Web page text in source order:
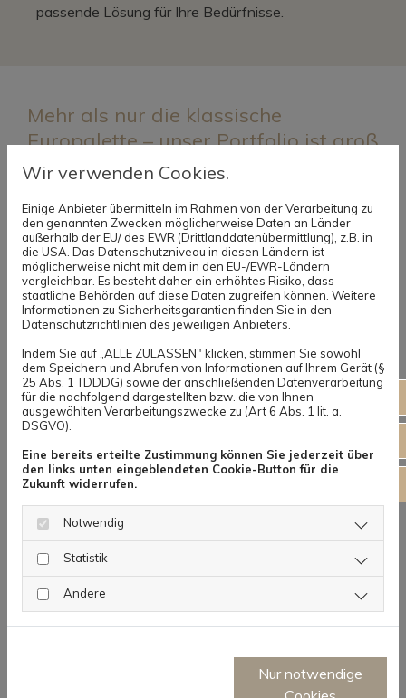
passende Lösung für Ihre Bedürfnisse.
Mehr als nur die klassische
Europalette – unser Portfolio ist groß
Bei uns erhalten Sie klassische EPAL-Europaletten,
neu und gebraucht. Darüber hinaus bieten wir Ihnen
auch weitere Ladungsträger, die zur Organisation Ihrer
Logistik sinnvoll sind. Unser Sortiment beinhaltet
beispielsweise:
EPAL-Eurogitterboxen
EPAL-Europaletten 800 x 1.200 mm NEU nach
UIC 435-2
EPAL-Europaletten 800 x 1.200 mm I. Wahl, nach
UIC 435-4
EPAL-Europaletten 800 x 1.200 mm II. Wahl, nach
UIC 435-4
Ausführungen mit und ohne Bodenrahmen
Holz-Aufsatzrahmen
Düsseldorfer-Paletten 600 x 800 mm
Hygiene-Paletten H1 800 x 1.200 mm
Chemiepaletten (CP) 1 bis 9, diverse
Wir verwenden Cookies.
Einige Anbieter übermitteln im Rahmen von der Verarbeitung zu
den genannten Zwecken möglicherweise Daten an Länder
außerhalb der EU/ des EWR (Drittlanddatenübermittlung), z.B. in
die USA. Das Datenschutzniveau in diesen Ländern ist
möglicherweise nicht mit dem in den EU-/EWR-Ländern
vergleichbar. Es besteht daher ein erhöhtes Risiko, dass
staatliche Behörden auf diese Daten zugreifen können. Weitere
Informationen zu Sicherheitsgarantien finden Sie in den
Datenschutzrichtlinien des jeweiligen Anbieters.
Indem Sie auf „ALLE ZULASSEN" klicken, stimmen Sie sowohl
dem Speichern und Abrufen von Informationen auf Ihrem Gerät (§
25 Abs. 1 TDDDG) sowie der anschließenden Datenverarbeitung
für die nachfolgend dargestellten bzw. die von Ihnen
ausgewählten Verarbeitungszwecke zu (Art 6 Abs. 1 lit. a.
DSGVO).
Eine bereits erteilte Zustimmung können Sie jederzeit über
den links unten eingeblendeten Cookie-Button für die
Zukunft widerrufen.
Notwendig
Statistik
Andere
Nur notwendige